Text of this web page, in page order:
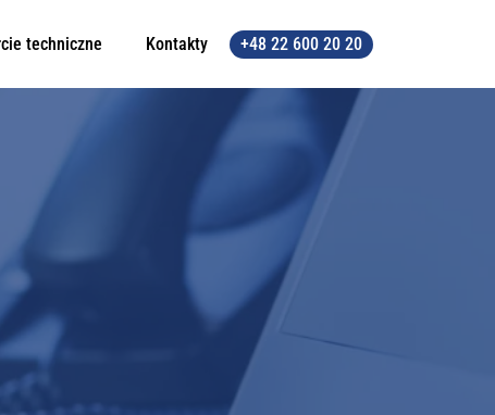
techniczne Kontakty +48 22 600 20 20